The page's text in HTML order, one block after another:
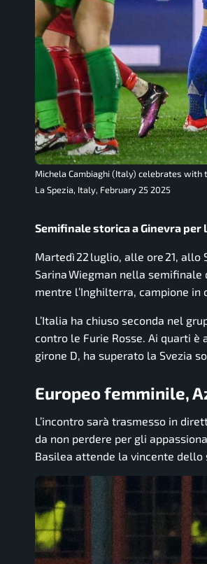
Michela Cambiaghi (Italy) celebrates with
La Spezia, Italy, February 25 2025
Semifinale storica a Ginevra per
Martedì 22 luglio, alle ore 21, allo
Sarina Wiegman nella
mentre l’Inghilterra, campione
L’Italia ha chiuso seconda nel
contro le Furie Rosse. Ai quarti è
girone D, ha superato la Svezia
Europeo femminile,
L’incontro sarà trasmesso in
da non perdere per gli
Basilea attende la vincente dello